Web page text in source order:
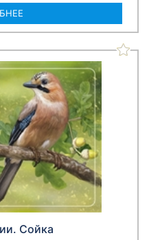
Сойка